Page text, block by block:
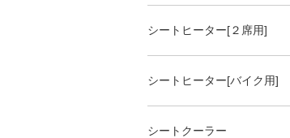
シートヒーター[２席用]
シートヒーター[バイク用]
シートクーラー